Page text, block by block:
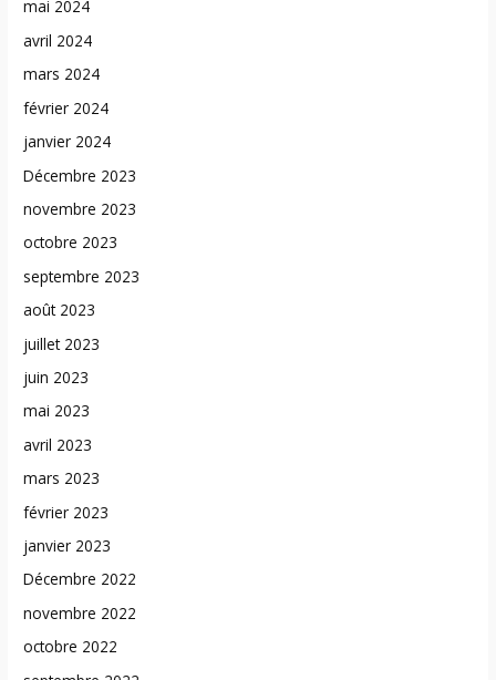
mai 2024
avril 2024
mars 2024
février 2024
janvier 2024
Décembre 2023
novembre 2023
octobre 2023
septembre 2023
août 2023
juillet 2023
juin 2023
mai 2023
avril 2023
mars 2023
février 2023
janvier 2023
Décembre 2022
novembre 2022
octobre 2022